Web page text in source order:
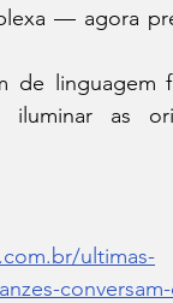
— agora
de linguagem
iluminar as
ultimas-